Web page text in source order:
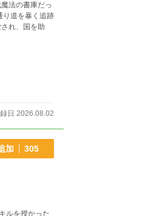
日 2026.08.02
加 305